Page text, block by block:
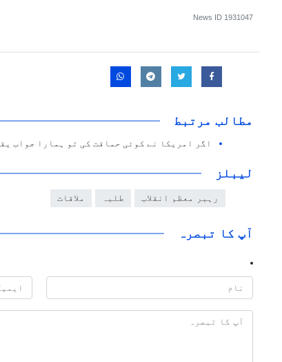
News ID 1931047
مطالب مرتبط
اگر امریکا نے کوئی حماقت کی تو ہمارا جواب
لیبلز
رہبر معظم انقلاب طلبہ ملاقات
آپ کا تبصرہ